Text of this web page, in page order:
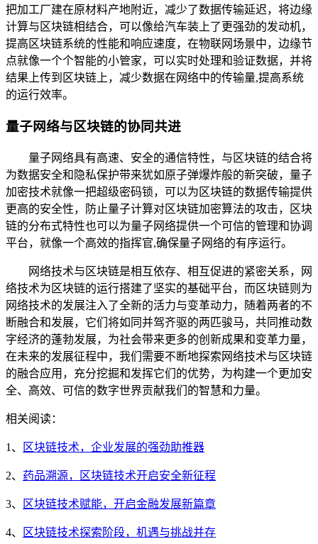
把加工厂建在原材料产地附近，减少了数据传输延迟，将边缘
计算与区块链相结合，可以像给汽车装上了更强劲的发动机，
提高区块链系统的性能和响应速度，在物联网场景中，边缘节
点就像一个个智能的小管家，可以实时处理和验证数据，并将
结果上传到区块链上，减少数据在网络中的传输量,提高系统
的运行效率。
量子网络与区块链的协同共进
量子网络具有高速、安全的通信特性，与区块链的结合将
为数据安全和隐私保护带来犹如原子弹爆炸般的新突破，量子
加密技术就像一把超级密码锁，可以为区块链的数据传输提供
更高的安全性，防止量子计算对区块链加密算法的攻击，区块
链的分布式特性也可以为量子网络提供一个可信的管理和协调
平台，就像一个高效的指挥官,确保量子网络的有序运行。
网络技术与区块链是相互依存、相互促进的紧密关系，网
络技术为区块链的运行搭建了坚实的基础平台，而区块链则为
网络技术的发展注入了全新的活力与变革动力，随着两者的不
断融合和发展，它们将如同并驾齐驱的两匹骏马，共同推动数
字经济的蓬勃发展，为社会带来更多的创新成果和变革力量，
在未来的发展征程中，我们需要不断地探索网络技术与区块链
的融合应用，充分挖掘和发挥它们的优势，为构建一个更加安
全、高效、可信的数字世界贡献我们的智慧和力量。
相关阅读：
1、 区块链技术，企业发展的强劲助推器
2、 药品溯源，区块链技术开启安全新征程
3、 区块链技术赋能，开启金融发展新篇章
4、 区块链技术探索阶段，机遇与挑战并存